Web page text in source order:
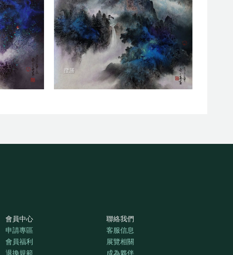
攬勝
會員中心
申請專區
會員福利
退換規範
聯絡我們
客服信息
展覽相關
成為夥伴